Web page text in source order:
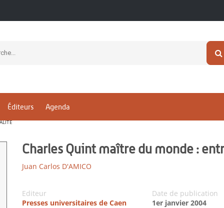
Éditeurs Agenda
Charles Quint maître du monde :
Juan Carlos D'AMICO
Editeur
Presses universitaires de Caen
Date de publication
1er janvier 2004